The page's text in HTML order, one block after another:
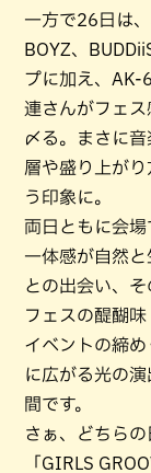
一方で26日は
BOYZ、
プに加え、AK-
連さんがフェ
〆る。まさに
層や盛り上が
う印象に。
両日ともに会
一体感が自然
との出会い、
フェスの醍醐味
イベントの締
に広がる光の
間です。
さぁ、どちら
「GIRLS